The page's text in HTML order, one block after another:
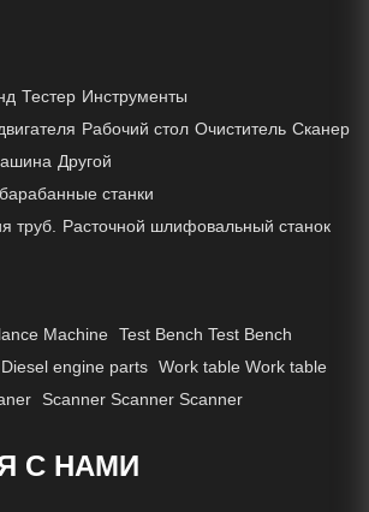
Тестер Инструменты
Рабочий стол Очиститель Сканер
Другой
станки
труб. Расточной шлифовальный станок
Machine
Test Bench Test Bench
Diesel engine parts Work table Work table
Scanner Scanner Scanner
С НАМИ